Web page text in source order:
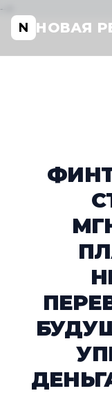
-->
N НОВАЯ